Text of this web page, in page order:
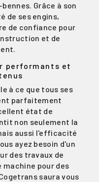
Grâce à son
de ses engins,
de confiance pour
et de
performants et
à ce que tous ses
parfaitement
état de
non seulement la
aussi l'efficacité
ayez besoin d'un
des travaux de
machine pour des
saura vous